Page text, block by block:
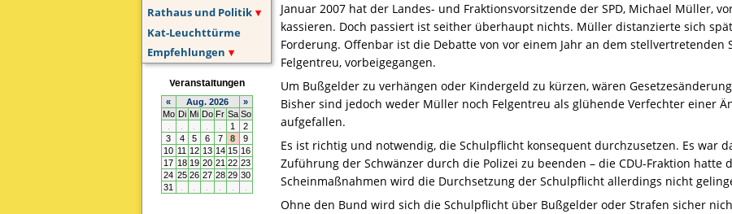
Rathaus und Politik
Kat-Leuchttürme
Empfehlungen
Januar 2007 hat der Landes- und Fraktionsvorsitzende der SPD, Michael Müller,
kassieren. Doch passiert ist seither überhaupt nichts. Müller distanzierte sich
Forderung. Offenbar ist die Debatte von vor einem Jahr an dem stellvertretenden
Felgentreu, vorbeigegangen.
Um Bußgelder zu verhängen oder Kindergeld zu kürzen, wären
Bisher sind jedoch weder Müller noch Felgentreu als glühende Verfechter einer
aufgefallen.
Es ist richtig und notwendig, die Schulpflicht konsequent durchzusetzen. Es war
Zuführung der Schwänzer durch die Polizei zu beenden – die CDU-Fraktion hatte
Scheinmaßnahmen wird die Durchsetzung der Schulpflicht allerdings nicht
Ohne den Bund wird sich die Schulpflicht über Bußgelder oder Strafen sicher